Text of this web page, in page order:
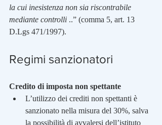
la cui inesistenza non sia riscontrabile
mediante controlli ..” (comma 5, art. 13
D.Lgs 471/1997).
Regimi sanzionatori
Credito di imposta non spettante
L’utilizzo dei crediti non spettanti è
sanzionato nella misura del 30%, salva
la possibilità di avvalersi dell’istituto